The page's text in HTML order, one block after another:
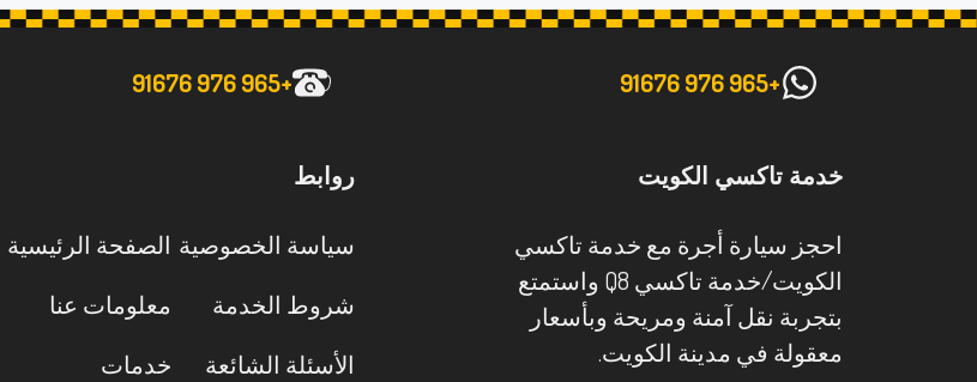
+965 976 91676
+965 976 91676
خدمة تاكسي الكويت
احجز سيارة أجرة مع خدمة تاكسي
الكويت/خدمة تاكسي Q8 واستمتع
بتجربة نقل آمنة ومريحة وبأسعار
معقولة في مدينة الكويت.
روابط
سياسة الخصوصية
شروط الخدمة
الأسئلة الشائعة
الصفحة الرئيسية
معلومات عنا
خدمات